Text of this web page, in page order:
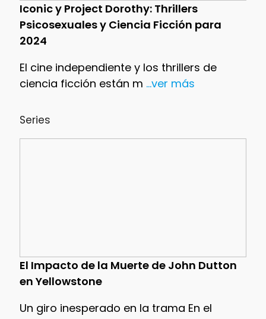
Iconic y Project Dorothy: Thrillers
Psicosexuales y Ciencia Ficción para
2024
El cine independiente y los thrillers de
ciencia ficción están m ...ver más
Series
El Impacto de la Muerte de John Dutton
en Yellowstone
Un giro inesperado en la trama En el